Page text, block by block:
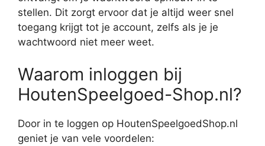
stellen. Dit zorgt ervoor dat je altijd weer snel
toegang krijgt tot je account, zelfs als je je
wachtwoord niet meer weet.
Waarom inloggen bij
HoutenSpeelgoed-Shop.nl?
Door in te loggen op HoutenSpeelgoedShop.nl
geniet je van vele voordelen: